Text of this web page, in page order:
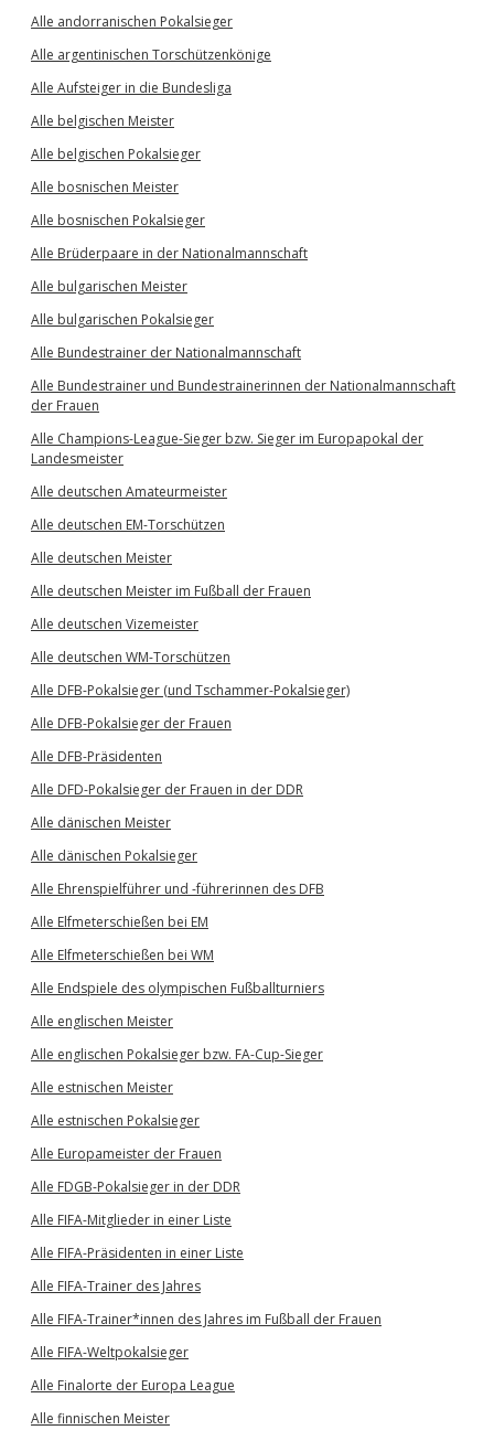
Alle andorranischen Pokalsieger
Alle argentinischen Torschützenkönige
Alle Aufsteiger in die Bundesliga
Alle belgischen Meister
Alle belgischen Pokalsieger
Alle bosnischen Meister
Alle bosnischen Pokalsieger
Alle Brüderpaare in der Nationalmannschaft
Alle bulgarischen Meister
Alle bulgarischen Pokalsieger
Alle Bundestrainer der Nationalmannschaft
Alle Bundestrainer und Bundestrainerinnen der Nationalmannschaft
der Frauen
Alle Champions-League-Sieger bzw. Sieger im Europapokal der
Landesmeister
Alle deutschen Amateurmeister
Alle deutschen EM-Torschützen
Alle deutschen Meister
Alle deutschen Meister im Fußball der Frauen
Alle deutschen Vizemeister
Alle deutschen WM-Torschützen
Alle DFB-Pokalsieger (und Tschammer-Pokalsieger)
Alle DFB-Pokalsieger der Frauen
Alle DFB-Präsidenten
Alle DFD-Pokalsieger der Frauen in der DDR
Alle dänischen Meister
Alle dänischen Pokalsieger
Alle Ehrenspielführer und -führerinnen des DFB
Alle Elfmeterschießen bei EM
Alle Elfmeterschießen bei WM
Alle Endspiele des olympischen Fußballturniers
Alle englischen Meister
Alle englischen Pokalsieger bzw. FA-Cup-Sieger
Alle estnischen Meister
Alle estnischen Pokalsieger
Alle Europameister der Frauen
Alle FDGB-Pokalsieger in der DDR
Alle FIFA-Mitglieder in einer Liste
Alle FIFA-Präsidenten in einer Liste
Alle FIFA-Trainer des Jahres
Alle FIFA-Trainer*innen des Jahres im Fußball der Frauen
Alle FIFA-Weltpokalsieger
Alle Finalorte der Europa League
Alle finnischen Meister